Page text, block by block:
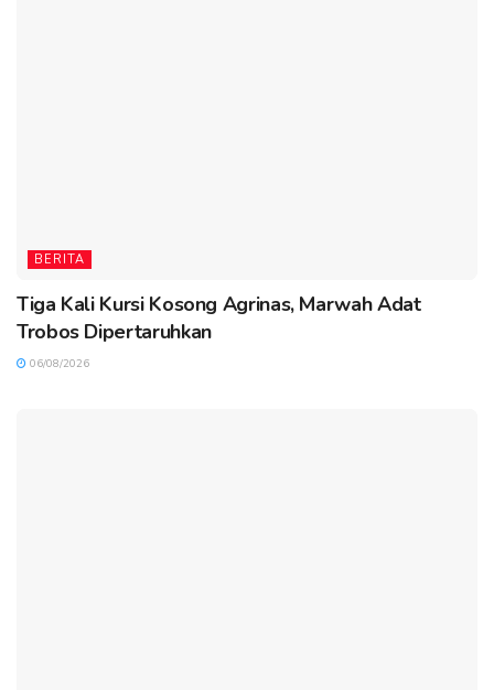
BERITA
Tiga Kali Kursi Kosong Agrinas, Marwah Adat
Trobos Dipertaruhkan
06/08/2026